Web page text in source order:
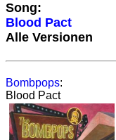
Song:
Blood Pact
Alle Versionen
Bombpops:
Blood Pact